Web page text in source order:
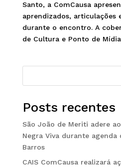
Santo, a ComCausa
aprendizados, articulações
durante o encontro. A
de Cultura e Ponto de
Posts recentes
São João de Meriti adere
Negra Viva durante agenda
Barros
CAIS ComCausa realizará